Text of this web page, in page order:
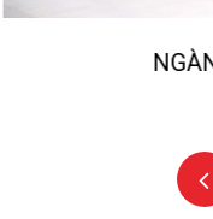
NGÀNH